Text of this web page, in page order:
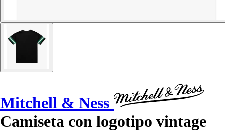
Mitchell & Ness
Camiseta con logotipo vintage